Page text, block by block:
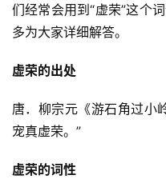
们经常会用到“虚荣”这个
多为大家详细解答。
虚荣的出处
唐．柳宗元《游石角过小
宠真虚荣。”
虚荣的词性